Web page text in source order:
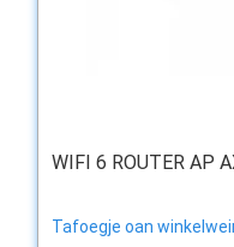
WIFI 6 ROUTER AP
Tafoegje oan